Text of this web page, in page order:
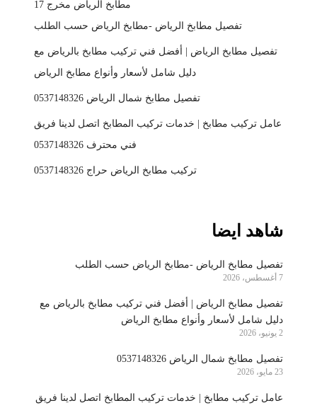
مطابخ الرياض مخرج 17
تفصيل مطابخ الرياض -مطابخ الرياض حسب الطلب
تفصيل مطابخ الرياض | أفضل فني تركيب مطابخ بالرياض مع
دليل شامل لأسعار وأنواع مطابخ الرياض
تفصيل مطابخ شمال الرياض 0537148326
عامل تركيب مطابخ | خدمات تركيب المطابخ اتصل لدينا فريق
فني محترف 0537148326
تركيب مطابخ الرياض حراج 0537148326
شاهد ايضا
تفصيل مطابخ الرياض -مطابخ الرياض حسب الطلب
7 أغسطس، 2026
تفصيل مطابخ الرياض | أفضل فني تركيب مطابخ بالرياض مع
دليل شامل لأسعار وأنواع مطابخ الرياض
2 يونيو، 2026
تفصيل مطابخ شمال الرياض 0537148326
23 مايو، 2026
عامل تركيب مطابخ | خدمات تركيب المطابخ اتصل لدينا فريق